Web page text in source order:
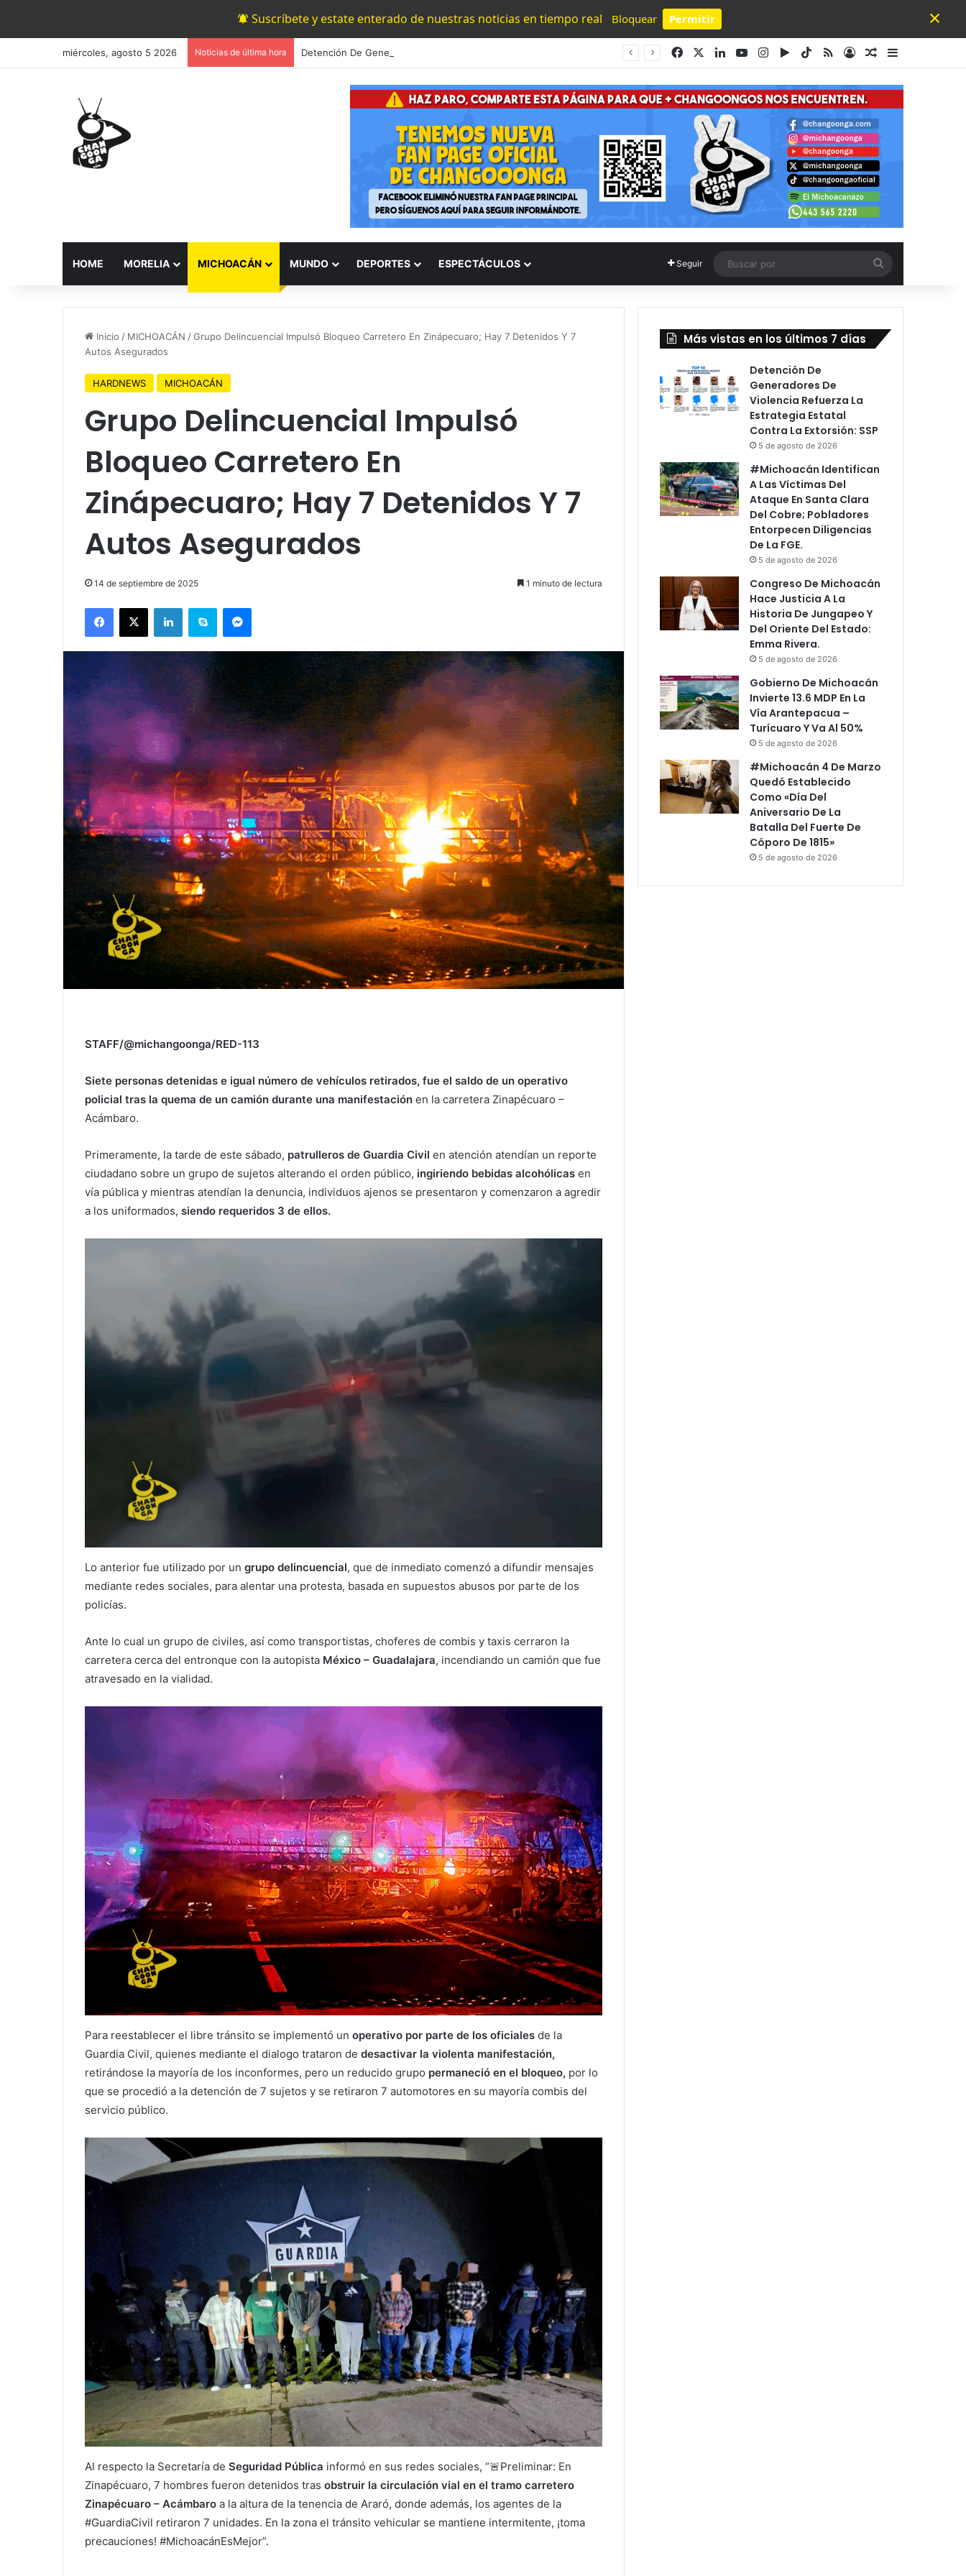
Suscríbete y estate enterado de nuestras noticias en tiempo real Bloquear Permitir
Powered by SendPulse
×
miércoles, agosto 5 2026 Noticias de última hora FacebookLinkedInYouTubeInstagram
Google Play
TikTok
RSSAccesoPublicación al
Barra lateral
HOME MORELIA MICHOACÁN MUNDO DEPORTES ESPECTÁCULOS Seguir
por
Inicio / MICHOACÁN /Grupo Delincuencial Impulsó Bloqueo Carretero En Zinápecuaro; Hay 7 Detenidos Y 7
Autos Asegurados
HARDNEWS MICHOACÁN
Grupo Delincuencial Impulsó
Bloqueo Carretero En
Zinápecuaro; Hay 7 Detenidos Y 7
Autos Asegurados
14 de septiembre de 2025 1 minuto de lectura
Facebook
X LinkedInSkype Messenger
STAFF/@michangoonga/RED-113
Siete personas detenidas e igual número de vehículos retirados, fue el saldo de un operativo
policial tras la quema de un camión durante una manifestación en la carretera Zinapécuaro –
Acámbaro.
Primeramente, la tarde de este sábado, patrulleros de Guardia Civil en atención atendían un reporte
ciudadano sobre un grupo de sujetos alterando el orden público, ingiriendo bebidas alcohólicas en
vía pública y mientras atendían la denuncia, individuos ajenos se presentaron y comenzaron a agredir
a los uniformados, siendo requeridos 3 de ellos.
Lo anterior fue utilizado por un grupo delincuencial, que de inmediato comenzó a difundir mensajes
mediante redes sociales, para alentar una protesta, basada en supuestos abusos por parte de los
policías.
Ante lo cual un grupo de civiles, así como transportistas, choferes de combis y taxis cerraron la
carretera cerca del entronque con la autopista México – Guadalajara, incendiando un camión que fue
atravesado en la vialidad.
Para reestablecer el libre tránsito se implementó un operativo por parte de los oficiales de la
Guardia Civil, quienes mediante el dialogo trataron de desactivar la violenta manifestación,
retirándose la mayoría de los inconformes, pero un reducido grupo permaneció en el bloqueo, por lo
que se procedió a la detención de 7 sujetos y se retiraron 7 automotores en su mayoría combis del
servicio público.
Al respecto la Secretaría de Seguridad Pública informó en sus redes sociales, “🚨Preliminar: En
Zinapécuaro, 7 hombres fueron detenidos tras obstruir la circulación vial en el tramo carretero
Zinapécuaro – Acámbaro a la altura de la tenencia de Araró, donde además, los agentes de la
#GuardiaCivil retiraron 7 unidades. En la zona el tránsito vehicular se mantiene intermitente, ¡toma
precauciones! #MichoacánEsMejor”.
Más vistas en los últimos 7 días
Detención De
Generadores De
Violencia Refuerza La
Estrategia Estatal
Contra La Extorsión: SSP
5 de agosto de 2026
#Michoacán Identifican
A Las Víctimas Del
Ataque En Santa Clara
Del Cobre; Pobladores
Entorpecen Diligencias
De La FGE.
5 de agosto de 2026
Congreso De Michoacán
Hace Justicia A La
Historia De Jungapeo Y
Del Oriente Del Estado:
Emma Rivera.
5 de agosto de 2026
Gobierno De Michoacán
Invierte 13.6 MDP En La
Vía Arantepacua –
Turícuaro Y Va Al 50%
5 de agosto de 2026
#Michoacán 4 De Marzo
Quedó Establecido
Como «Día Del
Aniversario De La
Batalla Del Fuerte De
Cóporo De 1815»
5 de agosto de 2026